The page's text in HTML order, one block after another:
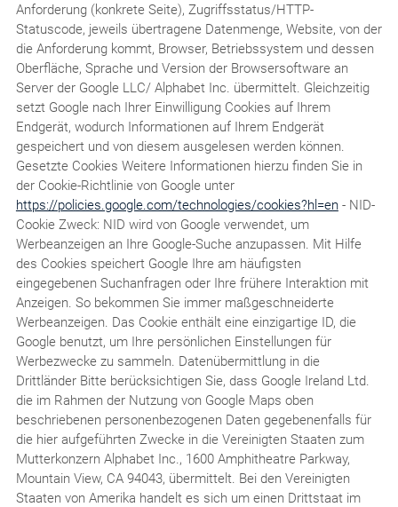
Anforderung (konkrete Seite), Zugriffsstatus/HTTP-
Statuscode, jeweils übertragene Datenmenge, Website, von der
die Anforderung kommt, Browser, Betriebssystem und dessen
Oberfläche, Sprache und Version der Browsersoftware an
Server der Google LLC/ Alphabet Inc. übermittelt. Gleichzeitig
setzt Google nach Ihrer Einwilligung Cookies auf Ihrem
Endgerät, wodurch Informationen auf Ihrem Endgerät
gespeichert und von diesem ausgelesen werden können.
Gesetzte Cookies Weitere Informationen hierzu finden Sie in
der Cookie-Richtlinie von Google unter
https://policies.google.com/technologies/cookies?hl=en- NID-
Cookie Zweck: NID wird von Google verwendet, um
Werbeanzeigen an Ihre Google-Suche anzupassen. Mit Hilfe
des Cookies speichert Google Ihre am häufigsten
eingegebenen Suchanfragen oder Ihre frühere Interaktion mit
Anzeigen. So bekommen Sie immer maßgeschneiderte
Werbeanzeigen. Das Cookie enthält eine einzigartige ID, die
Google benutzt, um Ihre persönlichen Einstellungen für
Werbezwecke zu sammeln. Datenübermittlung in die
Drittländer Bitte berücksichtigen Sie, dass Google Ireland Ltd.
die im Rahmen der Nutzung von Google Maps oben
beschriebenen personenbezogenen Daten gegebenenfalls für
die hier aufgeführten Zwecke in die Vereinigten Staaten zum
Mutterkonzern Alphabet Inc., 1600 Amphitheatre Parkway,
Mountain View, CA 94043, übermittelt. Bei den Vereinigten
Staaten von Amerika handelt es sich um einen Drittstaat im